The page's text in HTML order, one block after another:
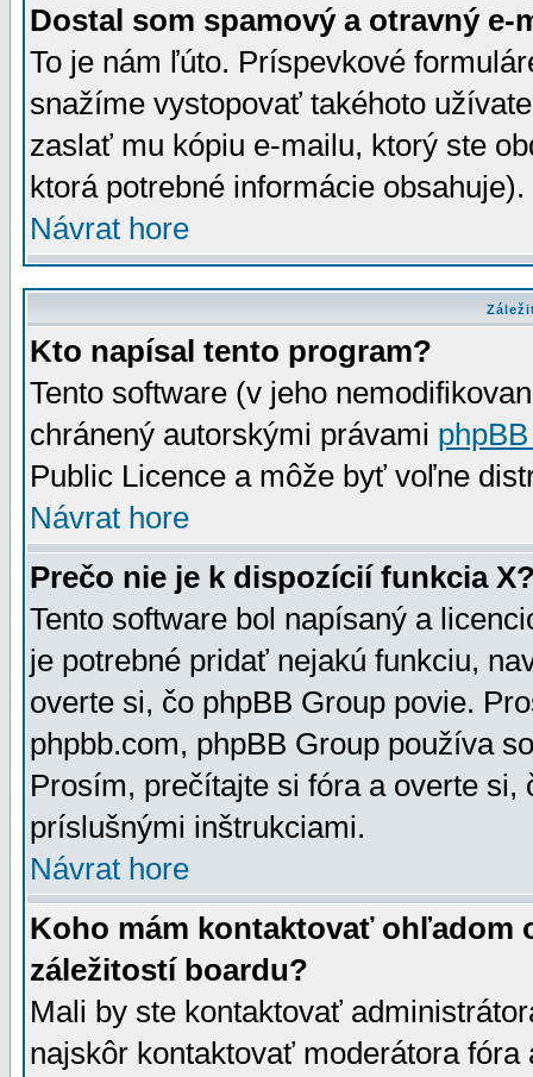
Dostal som spamový a otravný e-
To je nám ľúto. Príspevkové
snažíme vystopovať takéhoto
zaslať mu kópiu e-mailu, ktorý ste
ktorá potrebné informácie
Návrat hore
Kto napísal tento program?
Tento software (v jeho
chránený autorskými právami
Public Licence a môže byť voľne
Návrat hore
Prečo nie je k dispozícií funkcia
Tento software bol napísaný a
je potrebné pridať nejakú funkciu,
overte si, čo phpBB Group povie.
phpbb.com, phpBB Group používa
Prosím, prečítajte si fóra a overte
príslušnými inštrukciami.
Návrat hore
Koho mám kontaktovať ohľadom
záležitostí boardu?
Mali by ste kontaktovať
najskôr kontaktovať moderátora